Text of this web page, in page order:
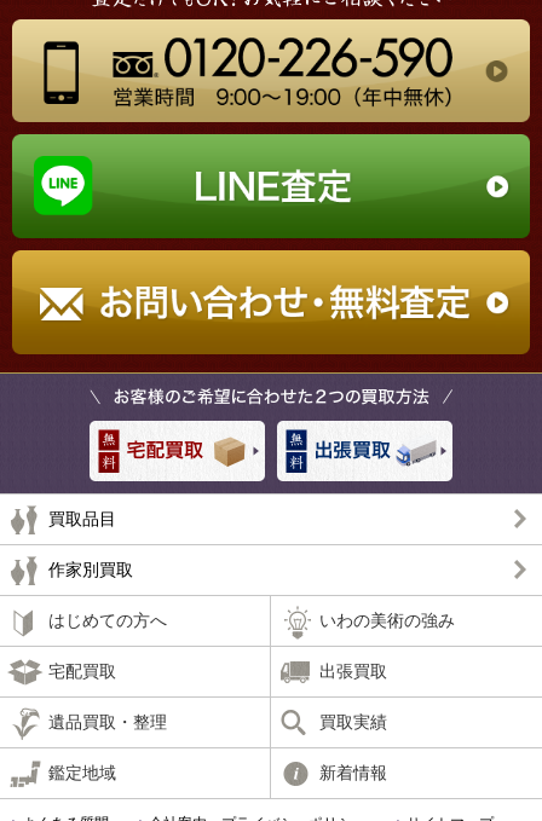
買取品目
作家別買取
はじめての方へ いわの美術の強み
宅配買取 出張買取
遺品買取・整理 買取実績
鑑定地域 新着情報